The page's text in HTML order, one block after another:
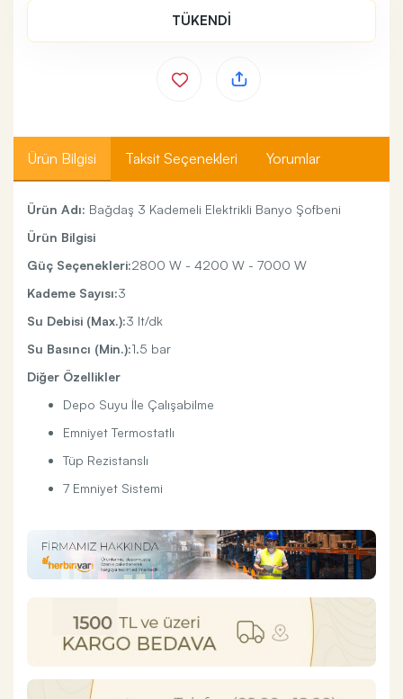
TÜKENDİ
Ürün Bilgisi Taksit Seçenekleri Yorumlar
Ürün Adı: Bağdaş 3 Kademeli Elektrikli Banyo Şofbeni
Ürün Bilgisi
Güç Seçenekleri:2800 W - 4200 W - 7000 W
Kademe Sayısı:3
Su Debisi (Max.):3 lt/dk
Su Basıncı (Min.):1.5 bar
Diğer Özellikler
Depo Suyu İle Çalışabilme
Emniyet Termostatlı
Tüp Rezistanslı
7 Emniyet Sistemi